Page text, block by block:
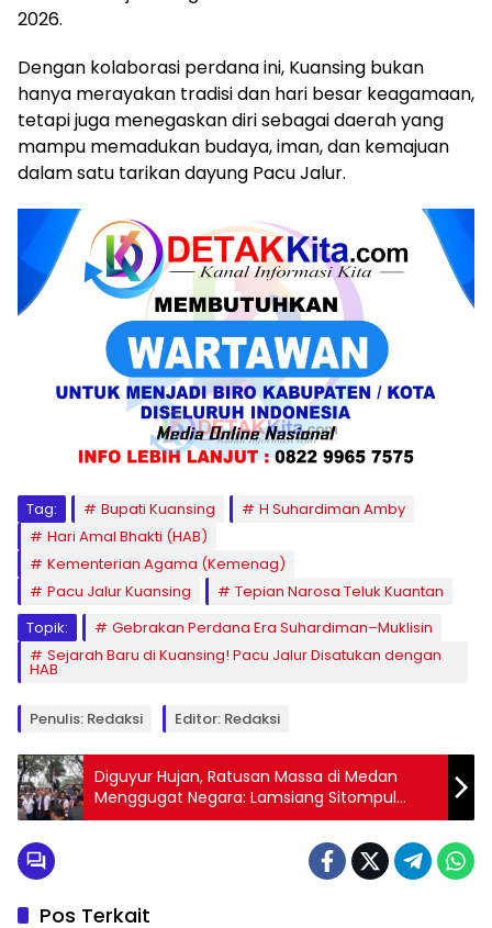
2026.
Dengan kolaborasi perdana ini, Kuansing bukan
hanya merayakan tradisi dan hari besar keagamaan,
tetapi juga menegaskan diri sebagai daerah yang
mampu memadukan budaya, iman, dan kemajuan
dalam satu tarikan dayung Pacu Jalur.
Tag: Bupati Kuansing
H Suhardiman Amby
Hari Amal Bhakti (HAB)
Kementerian Agama (Kemenag)
Pacu Jalur Kuansing
Tepian Narosa Teluk Kuantan
Topik:
Gebrakan Perdana Era Suhardiman–Muklisin
Sejarah Baru di Kuansing! Pacu Jalur Disatukan dengan
HAB
Penulis: Redaksi Editor: Redaksi
Diguyur Hujan, Ratusan Massa di Medan
Menggugat Negara: Lamsiang Sitompul
Desak Bencana Sumatera Ditetapkan
Pos Terkait